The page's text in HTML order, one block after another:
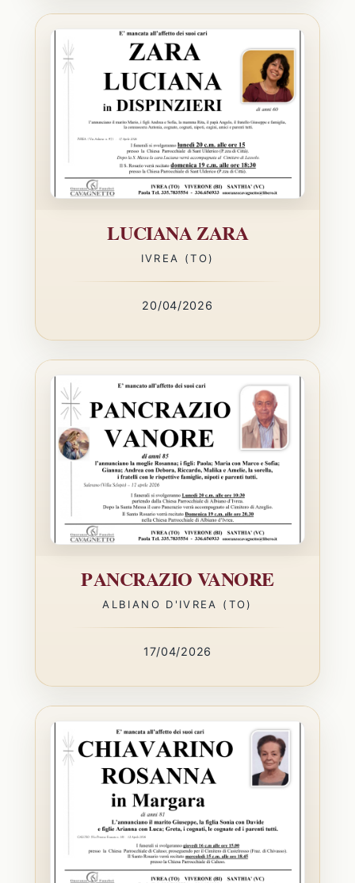
LUCIANA ZARA
IVREA (TO)
20/04/2026
PANCRAZIO VANORE
ALBIANO D'IVREA (TO)
17/04/2026